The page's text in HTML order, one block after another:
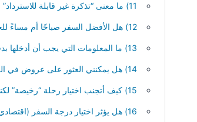
11) ما معنى “تذكرة غير قابلة للاسترداد” وهل تناسبني؟
12) هل الأفضل السفر صباحًا أم مساءً للحصول على أسعار أقل؟
13) ما المعلومات التي يجب أن أدخلها بدقة عند الحجز لتجنب مشاكل المطار؟
14) هل يمكنني العثور على عروض في اللحظة الأخيرة من قونية إلى الرياض؟
15) كيف أتجنب اختيار رحلة “رخيصة” لكنها مرهقة جدًا؟
16) هل يؤثر اختيار درجة السفر (اقتصادي/أعمال) على السعر بشكل كبير؟